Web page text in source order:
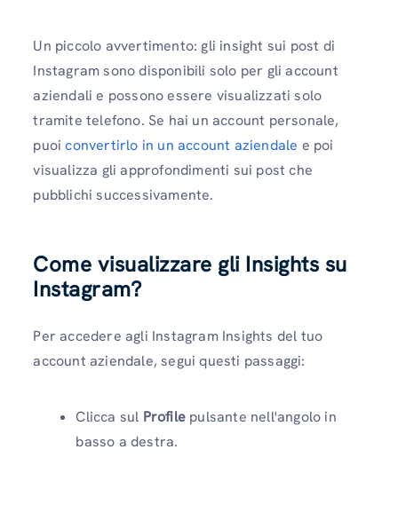
Un piccolo avvertimento: gli insight sui post di
Instagram sono disponibili solo per gli account
aziendali e possono essere visualizzati solo
tramite telefono. Se hai un account personale,
puoiconvertirlo in un account aziendale e poi
visualizza gli approfondimenti sui post che
pubblichi successivamente.
Come visualizzare gli Insights su
Instagram?
Per accedere agli Instagram Insights del tuo
account aziendale, segui questi passaggi:
Clicca sul Profile pulsante nell'angolo in
basso a destra.